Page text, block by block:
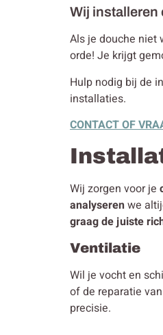
Wij installeren
Als je douche niet
orde! Je krijgt
Hulp nodig bij de
installaties.
CONTACT OF
Wij zorgen voor je
analyserenwe
graag de juiste
Ventilatie
Wil je vocht en
of de reparatie
precisie.